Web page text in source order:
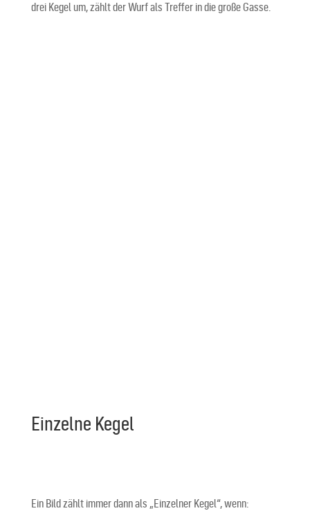
drei Kegel um, zählt der Wurf als Treffer in die große Gasse.
Einzelne Kegel
Ein Bild zählt immer dann als „Einzelner Kegel“, wenn: